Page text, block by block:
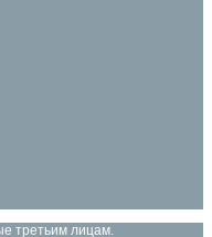
третьим лицам.